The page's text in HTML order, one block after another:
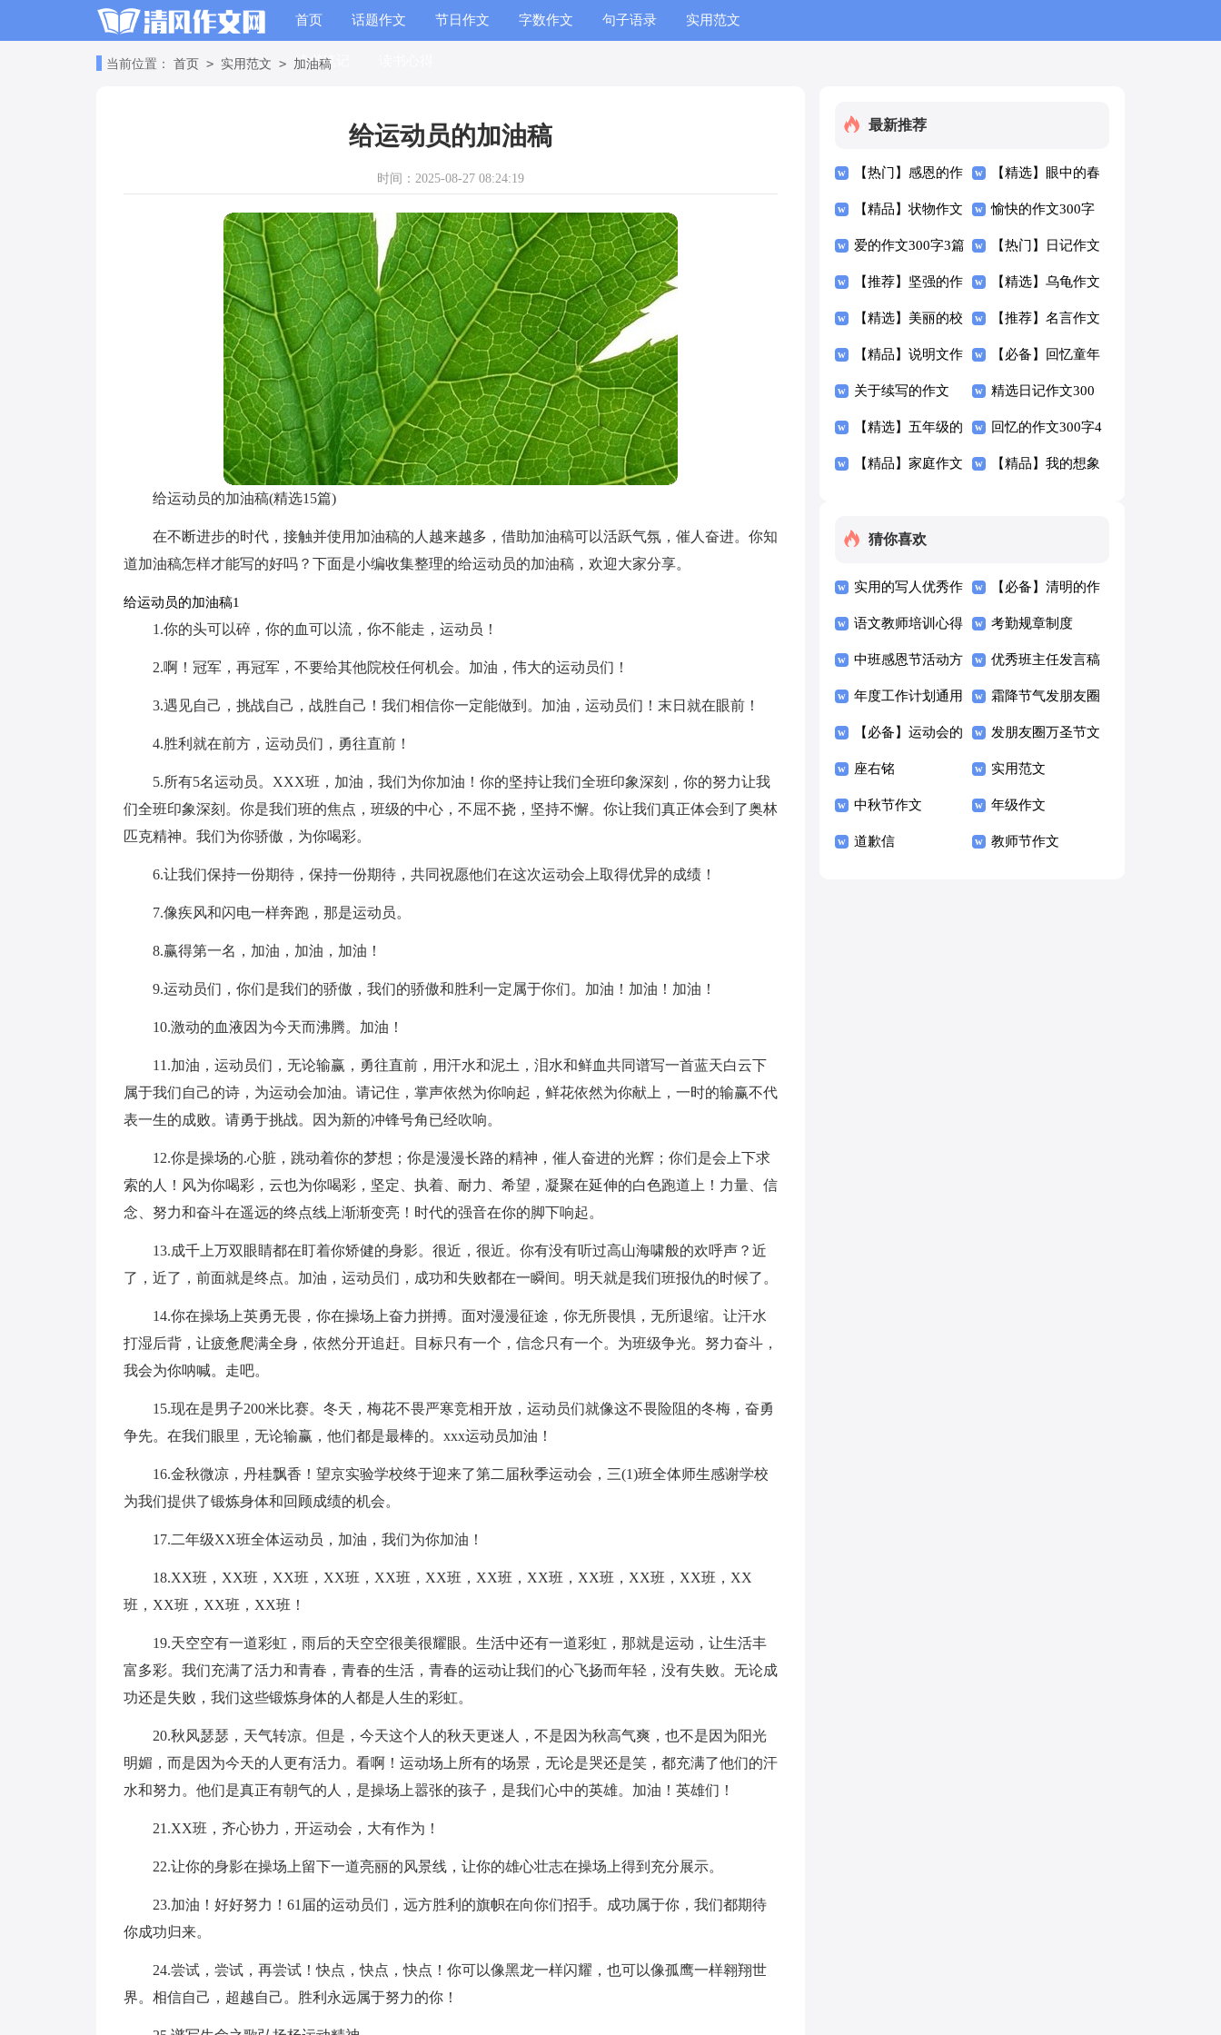
首页 话题作文 节日作文 字数作文 句子语录 实用范文
读书笔记
当前位置： 首页 > 实用范文 > 加油稿
给运动员的加油稿
时间：2025-08-27 08:24:19
给运动员的加油稿(精选15篇)
在不断进步的时代，接触并使用加油稿的人越来越多，借助加油稿可以活跃气氛，催人奋进。你知
道加油稿怎样才能写的好吗？下面是小编收集整理的给运动员的加油稿，欢迎大家分享。
给运动员的加油稿1
1.你的头可以碎，你的血可以流，你不能走，运动员！
2.啊！冠军，再冠军，不要给其他院校任何机会。加油，伟大的运动员们！
3.遇见自己，挑战自己，战胜自己！我们相信你一定能做到。加油，运动员们！末日就在眼前！
4.胜利就在前方，运动员们，勇往直前！
5.所有5名运动员。XXX班，加油，我们为你加油！你的坚持让我们全班印象深刻，你的努力让我
们全班印象深刻。你是我们班的焦点，班级的中心，不屈不挠，坚持不懈。你让我们真正体会到了奥林
匹克精神。我们为你骄傲，为你喝彩。
6.让我们保持一份期待，保持一份期待，共同祝愿他们在这次运动会上取得优异的成绩！
7.像疾风和闪电一样奔跑，那是运动员。
8.赢得第一名，加油，加油，加油！
9.运动员们，你们是我们的骄傲，我们的骄傲和胜利一定属于你们。加油！加油！加油！
10.激动的血液因为今天而沸腾。加油！
11.加油，运动员们，无论输赢，勇往直前，用汗水和泥土，泪水和鲜血共同谱写一首蓝天白云下
属于我们自己的诗，为运动会加油。请记住，掌声依然为你响起，鲜花依然为你献上，一时的输赢不代
表一生的成败。请勇于挑战。因为新的冲锋号角已经吹响。
12.你是操场的.心脏，跳动着你的梦想；你是漫漫长路的精神，催人奋进的光辉；你们是会上下求
索的人！风为你喝彩，云也为你喝彩，坚定、执着、耐力、希望，凝聚在延伸的白色跑道上！力量、信
念、努力和奋斗在遥远的终点线上渐渐变亮！时代的强音在你的脚下响起。
13.成千上万双眼睛都在盯着你矫健的身影。很近，很近。你有没有听过高山海啸般的欢呼声？近
了，近了，前面就是终点。加油，运动员们，成功和失败都在一瞬间。明天就是我们班报仇的时候了。
14.你在操场上英勇无畏，你在操场上奋力拼搏。面对漫漫征途，你无所畏惧，无所退缩。让汗水
打湿后背，让疲惫爬满全身，依然分开追赶。目标只有一个，信念只有一个。为班级争光。努力奋斗，
我会为你呐喊。走吧。
15.现在是男子200米比赛。冬天，梅花不畏严寒竞相开放，运动员们就像这不畏险阻的冬梅，奋勇
争先。在我们眼里，无论输赢，他们都是最棒的。xxx运动员加油！
16.金秋微凉，丹桂飘香！望京实验学校终于迎来了第二届秋季运动会，三(1)班全体师生感谢学校
为我们提供了锻炼身体和回顾成绩的机会。
17.二年级XX班全体运动员，加油，我们为你加油！
18.XX班，XX班，XX班，XX班，XX班，XX班，XX班，XX班，XX班，XX班，XX班，XX
班，XX班，XX班，XX班！
19.天空空有一道彩虹，雨后的天空空很美很耀眼。生活中还有一道彩虹，那就是运动，让生活丰
富多彩。我们充满了活力和青春，青春的生活，青春的运动让我们的心飞扬而年轻，没有失败。无论成
功还是失败，我们这些锻炼身体的人都是人生的彩虹。
20.秋风瑟瑟，天气转凉。但是，今天这个人的秋天更迷人，不是因为秋高气爽，也不是因为阳光
明媚，而是因为今天的人更有活力。看啊！运动场上所有的场景，无论是哭还是笑，都充满了他们的汗
水和努力。他们是真正有朝气的人，是操场上嚣张的孩子，是我们心中的英雄。加油！英雄们！
21.XX班，齐心协力，开运动会，大有作为！
22.让你的身影在操场上留下一道亮丽的风景线，让你的雄心壮志在操场上得到充分展示。
23.加油！好好努力！61届的运动员们，远方胜利的旗帜在向你们招手。成功属于你，我们都期待
你成功归来。
24.尝试，尝试，再尝试！快点，快点，快点！你可以像黑龙一样闪耀，也可以像孤鹰一样翱翔世
界。相信自己，超越自己。胜利永远属于努力的你！
最新推荐
【热门】感恩的作
文300字五篇
【精选】眼中的春
天作文300字7篇
【精品】状物作文
300字4篇
愉快的作文300字
四篇
爱的作文300字3篇 【热门】日记作文
300字集锦10篇
【推荐】坚强的作
文300字汇总8篇
【精选】乌龟作文
300字3篇
【精选】美丽的校
园作文300字5篇
【推荐】名言作文
300字10篇
【精品】说明文作
文300字锦集7篇
【必备】回忆童年
作文300字4篇
关于续写的作文
300字合集八篇
精选日记作文300
字汇总五篇
【精选】五年级的
作文300字汇总9篇
回忆的作文300字4
篇
【精品】家庭作文 【精品】我的想象
猜你喜欢
实用的写人优秀作
文300字四篇
【必备】清明的作
文300字4篇
语文教师培训心得
体会15篇
考勤规章制度
中班感恩节活动方
案
优秀班主任发言稿
年度工作计划通用
15篇
霜降节气发朋友圈
的励志文案（精选
100句）
【必备】运动会的
日记4篇
发朋友圈万圣节文
案（精选125句）
座右铭 实用范文
中秋节作文 年级作文
道歉信 教师节作文